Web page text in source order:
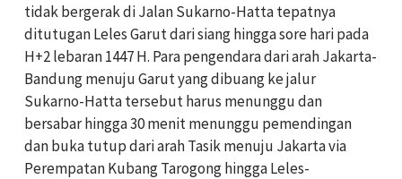
tidak bergerak di Jalan Sukarno-Hatta tepatnya
ditutugan Leles Garut dari siang hingga sore hari pada
H+2 lebaran 1447 H. Para pengendara dari arah Jakarta-
Bandung menuju Garut yang dibuang ke jalur
Sukarno-Hatta tersebut harus menunggu dan
bersabar hingga 30 menit menunggu pemendingan
dan buka tutup dari arah Tasik menuju Jakarta via
Perempatan Kubang Tarogong hingga Leles-